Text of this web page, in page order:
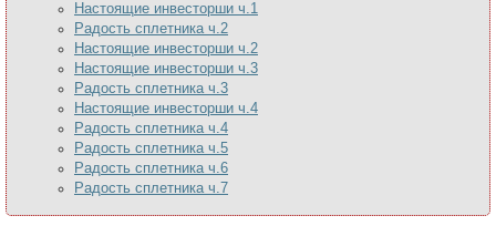
Настоящие инвесторши ч.1
Радость сплетника ч.2
Настоящие инвесторши ч.2
Настоящие инвесторши ч.3
Радость сплетника ч.3
Настоящие инвесторши ч.4
Радость сплетника ч.4
Радость сплетника ч.5
Радость сплетника ч.6
Радость сплетника ч.7